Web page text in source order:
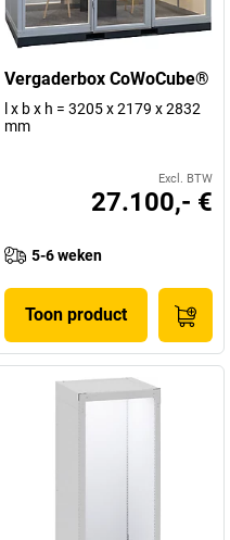
Vergaderbox CoWoCube®
l x b x h = 3205 x 2179 x 2832
mm
Excl. BTW
27.100,- €
5-6 weken
Toon product